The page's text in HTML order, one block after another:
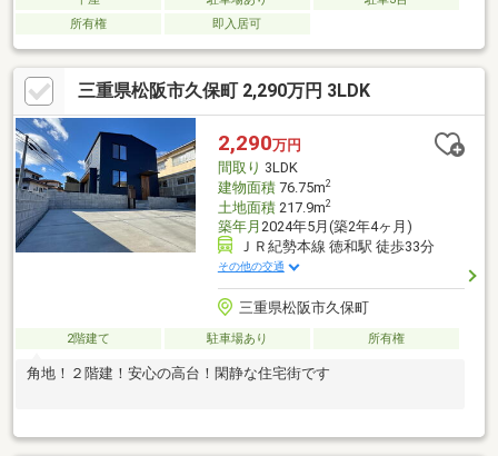
所有権
即入居可
三重県松阪市久保町 2,290万円 3LDK
2,290万円
間取り 3LDK
建物面積76.75m2
土地面積217.9m2
築年月 2024年5月(築2年4ヶ月)
ＪＲ紀勢本線 徳和駅 徒歩33分
その他の交通
三重県松阪市久保町
2階建て 駐車場あり 所有権
角地！２階建！安心の高台！閑静な住宅街です